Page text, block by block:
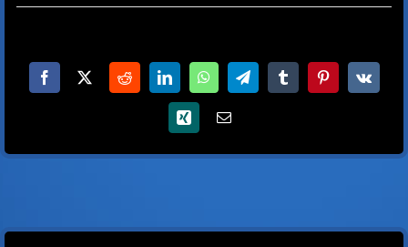
Facebook
X RedditLinkedInWhatsAppTelegramTumblrPinterest
Vk
Xing
E-